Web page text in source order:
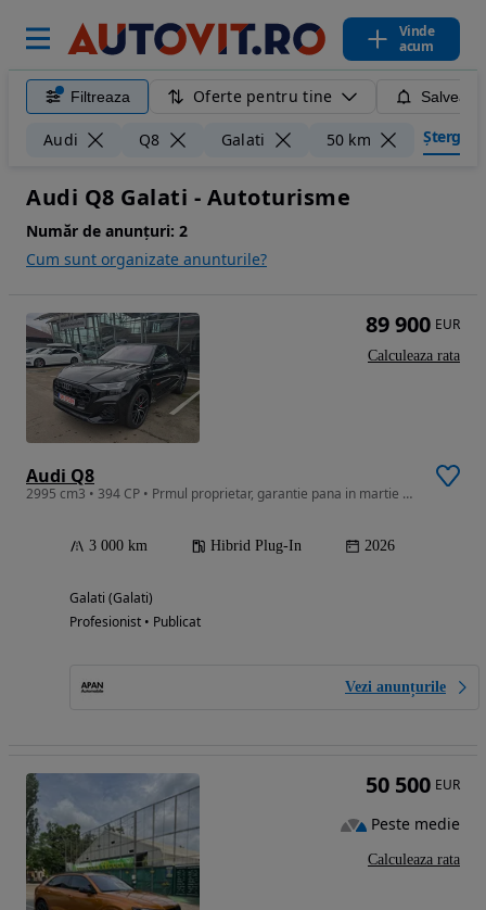
Vinde
acum
Filtreaza Oferte pentru tine
Audi Q8 Galati 50 km Șterge
Audi Q8 Galati - Autoturisme
Număr de anunțuri: 2
Cum sunt organizate anunturile?
Audi Q8
2995 cm3 • 394 CP • Prmul proprietar, garantie pana in martie 2030
3 000 km Hibrid Plug-In 2026
Galati (Galati)
Profesionist • Publicat
Vezi anunțurile
89 900 EUR
Calculeaza rata
50 500 EUR
Peste medie
Calculeaza rata